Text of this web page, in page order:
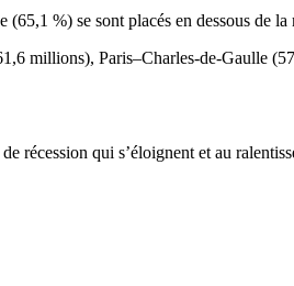
%) se sont placés en dessous de la
millions), Paris–Charles-de-Gaulle
récession qui s’éloignent et au